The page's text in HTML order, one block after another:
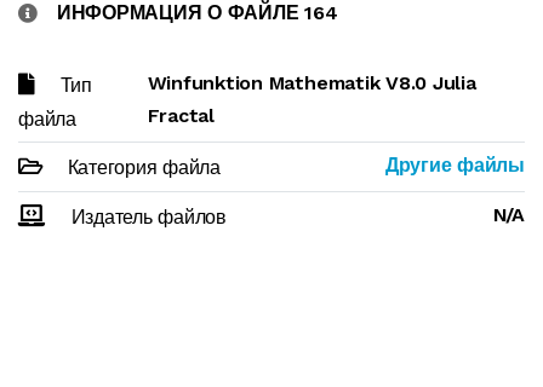
ИНФОРМАЦИЯ О ФАЙЛЕ 164
Тип
файла
Winfunktion Mathematik V8.0 Julia
Fractal
Категория файла Другие файлы
Издатель файлов N/A